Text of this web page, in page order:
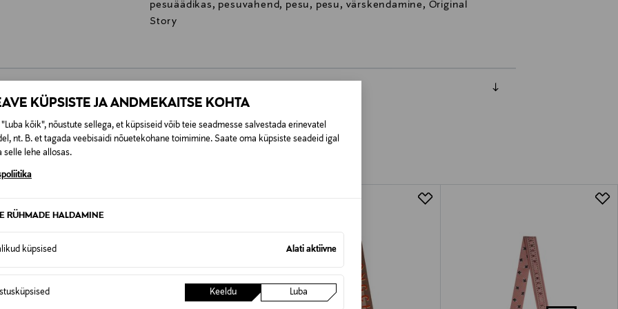
KÜPSISTE JA ANDMEKAITSE KOHTA
kõik", nõustute sellega, et küpsiseid võib teie seadmesse salvestada erinevatel
nt. B. et tagada veebisaidi nõuetekohane toimimine. Saate oma küpsiste seadeid igal
selle lehe allosas.
RÜHMADE HALDAMINE
küpsised Alati aktiivne
Keeldu Luba
pesuäädikas, pesuvahend, pesu, pesu, värskendamine, Original
Story
KA